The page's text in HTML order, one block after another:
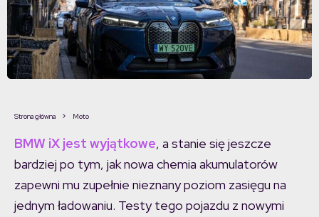
Strona główna Moto
BMW iX jest wyjątkowe, a stanie się jeszcze
bardziej po tym, jak nowa chemia akumulatorów
zapewni mu zupełnie nieznany poziom zasięgu na
jednym ładowaniu. Testy tego pojazdu z nowymi